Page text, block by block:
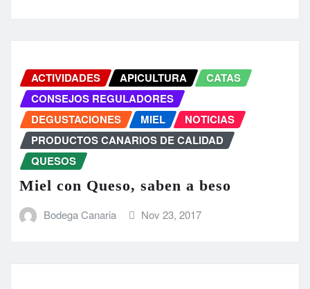
ACTIVIDADES APICULTURA
CATAS
CONSEJOS REGULADORES
DEGUSTACIONES
MIEL
NOTICIAS
PRODUCTOS CANARIOS DE CALIDAD
QUESOS
Miel con Queso, saben a beso
Bodega Canaria Nov 23, 2017